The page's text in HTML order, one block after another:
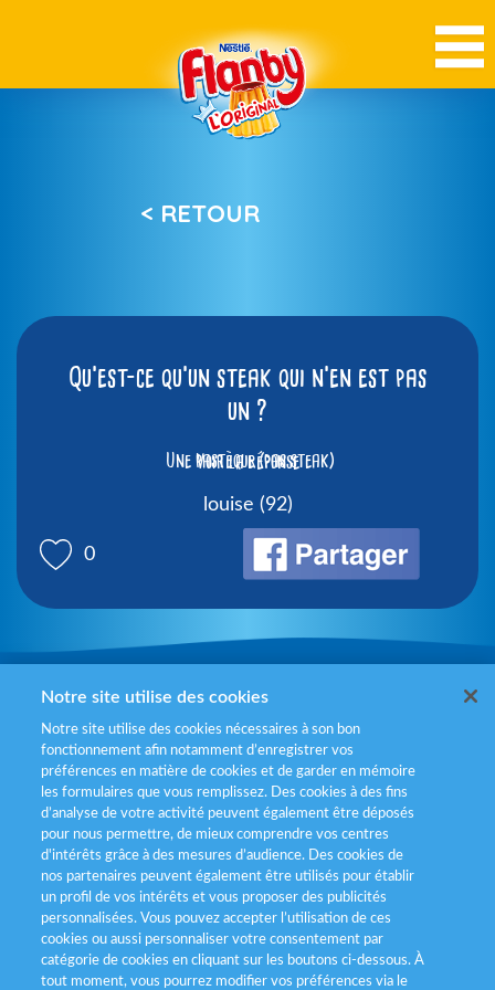
< RETOUR
Qu’est-ce qu’un steak qui n’en est pas
un ?
Voir la réponse
Une pastèque (pas steak)
0
louise (92)
Mentions légales
Politiques de gestion des cookies
Politique données personnelles
Services consommateurs
Déclaration d’accessibilité
Notre site utilise des cookies
Notre site utilise des cookies nécessaires à son bon
fonctionnement afin notamment d’enregistrer vos
préférences en matière de cookies et de garder en mémoire
les formulaires que vous remplissez. Des cookies à des fins
d’analyse de votre activité peuvent également être déposés
pour nous permettre, de mieux comprendre vos centres
d'intérêts grâce à des mesures d’audience. Des cookies de
nos partenaires peuvent également être utilisés pour établir
un profil de vos intérêts et vous proposer des publicités
personnalisées. Vous pouvez accepter l’utilisation de ces
cookies ou aussi personnaliser votre consentement par
catégorie de cookies en cliquant sur les boutons ci-dessous. À
tout moment, vous pourrez modifier vos préférences via le